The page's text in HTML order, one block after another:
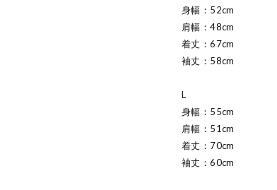
身幅：52cm
肩幅：48cm
着丈：67cm
袖丈：58cm
L
身幅：55cm
肩幅：51cm
着丈：70cm
袖丈：60cm